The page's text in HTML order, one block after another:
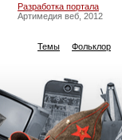
Разработка портала
Артимедия веб, 2012
Темы Фольклор